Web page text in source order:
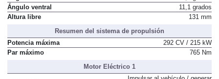
Ángulo de salida
19,6 grados
Ángulo ventral
11,1 grados
Resumen del sistema de propulsión
Potencia máxima
292 CV / 215 kW
Motor Eléctrico 1